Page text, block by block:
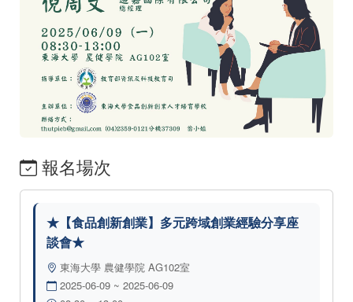
報名場次
★【食品創新創業】多元跨域創業經驗分享座
談會★
東海大學 農健學院 AG102室
2025-06-09 ~ 2025-06-09